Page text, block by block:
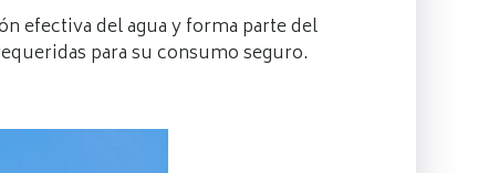
efectiva del agua y forma parte del
para su consumo seguro.